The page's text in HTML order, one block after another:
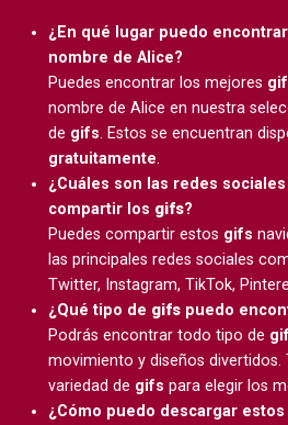
¿En qué lugar puedo encontrar
nombre de Alice?
Puedes encontrar los mejores
nombre de Alice en nuestra
de gifs. Estos se encuentran
gratuitamente.
¿Cuáles son las redes
compartir los gifs?
Puedes compartir estos gifs
las principales redes sociales
Twitter, Instagram, TikTok,
¿Qué tipo de gifs puedo
Podrás encontrar todo tipo de
movimiento y diseños divertidos.
variedad de gifs para elegir los
¿Cómo puedo descargar estos